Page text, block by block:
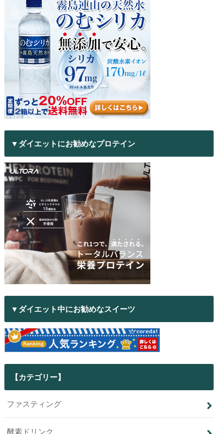
▼ダイエットにお勧めなプロテイン
▼ダイエット中にお勧めなスイーツ
【カテゴリー】
ファスティング
酵素ドリンク